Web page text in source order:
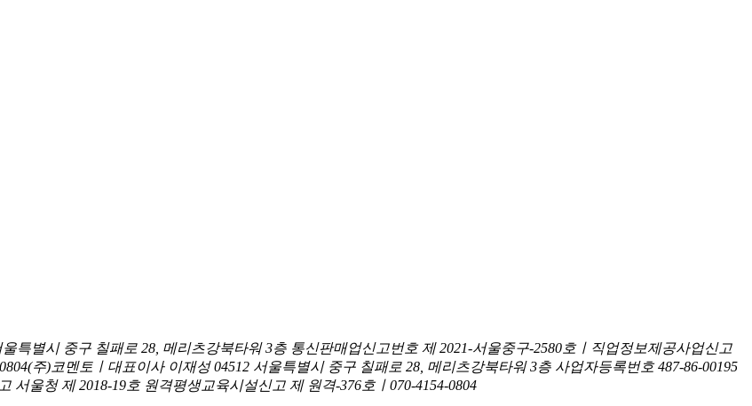
울특별시 중구 칠패로 28, 메리츠강북타워 3층 통신판매업신고번호 제 2021-서울중구-2580호ㅣ직업정보제공사업신고
(주)코멘토ㅣ대표이사 이재성 04512 서울특별시 중구 칠패로 28, 메리츠강북타워 3층 사업자등록번호 487-86-00195
서울청 제 2018-19호 원격평생교육시설신고 제 원격-376호ㅣ070-4154-0804